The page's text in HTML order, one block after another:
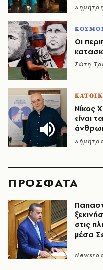
Οι
Σώτη
Νίκος
είναι
ΠΡΟΣΦΑΤΑ
στις
μέσα